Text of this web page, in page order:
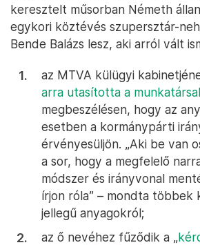
keresztelt műsorban Németh
egykori köztévés szupersztár-
Bende Balázs lesz, aki arról vált
az MTVA külügyi
arra utasította a
megbeszélésen, hogy az
esetben a kormánypárti
érvényesüljön. „Aki be van
a sor, hogy a megfelelő
módszer és irányvonal
írjon róla” – mondta többek
jellegű anyagokról;
az ő nevéhez fűződik a „